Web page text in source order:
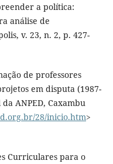
a política:
análise de
v. 23, n. 2, p. 427-
de professores
em disputa (1987-
ANPED, Caxambu
28/inicio.htm>
Curriculares para o